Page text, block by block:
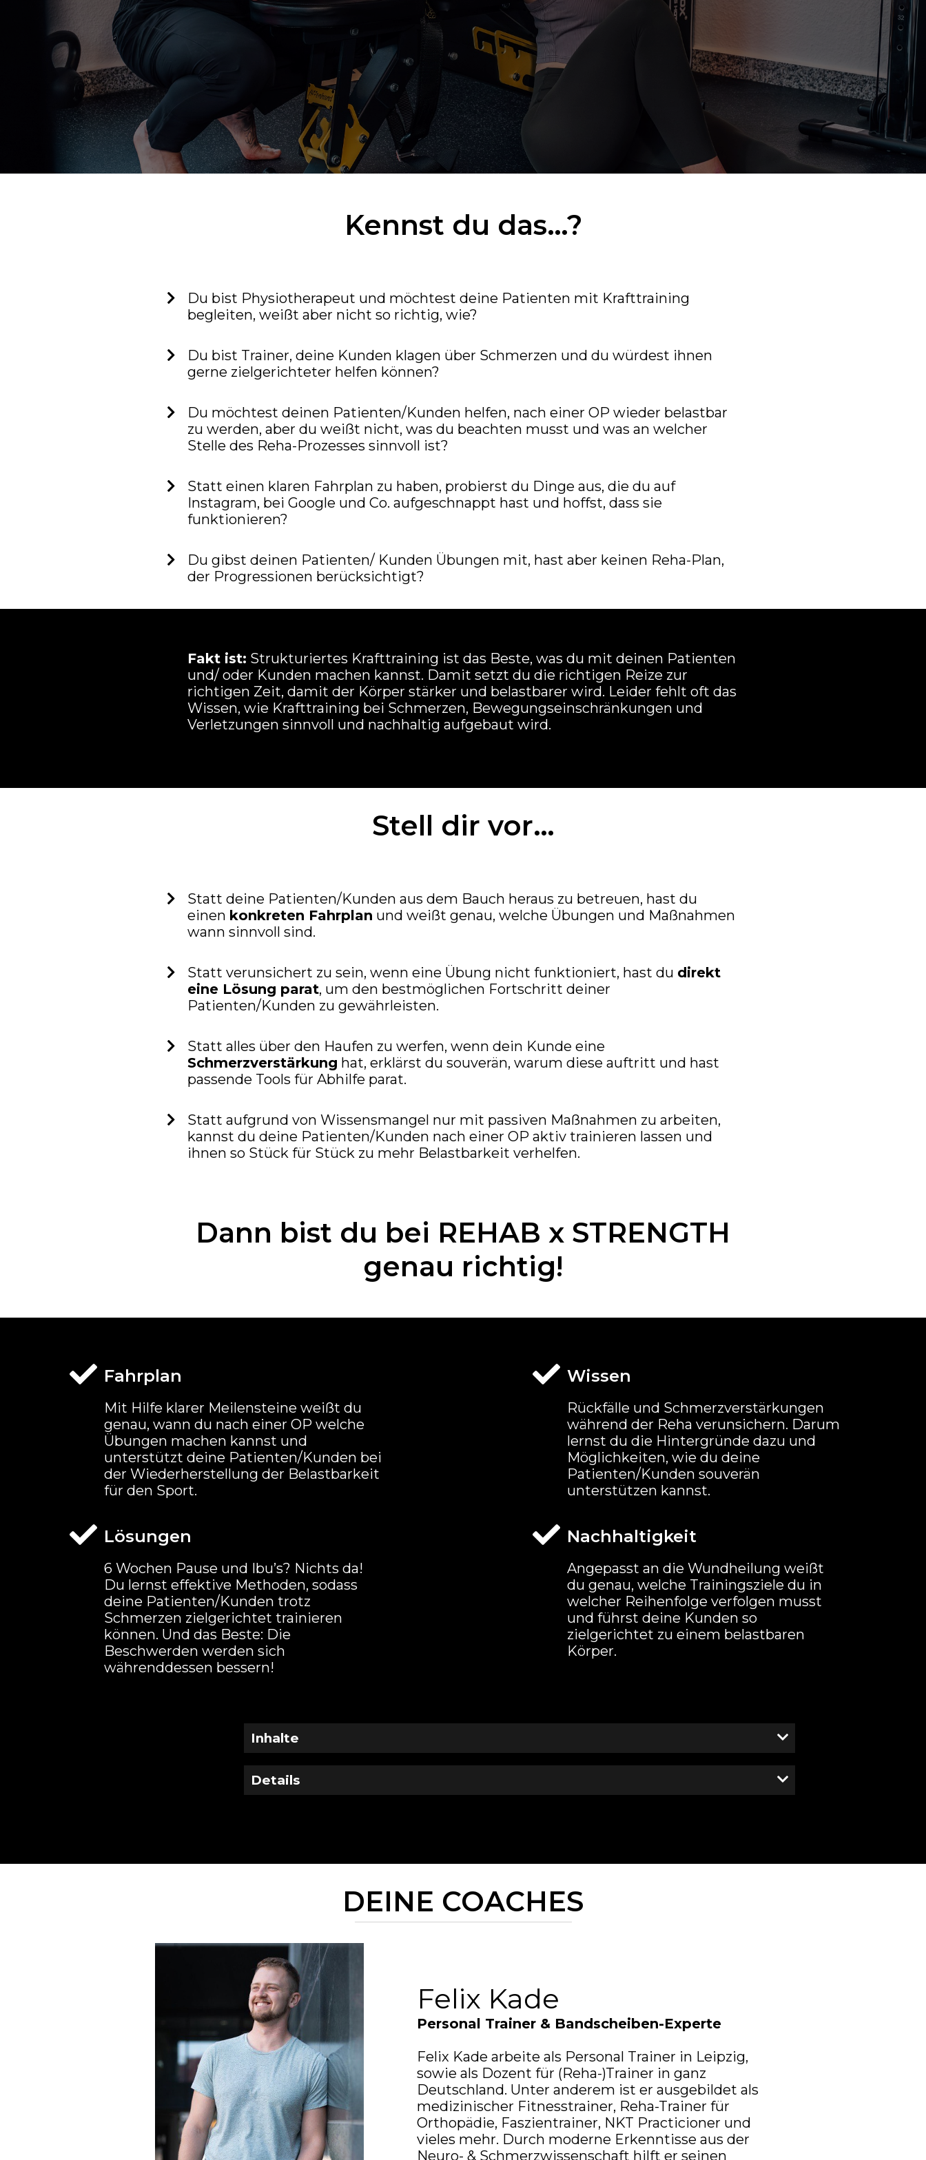
Kennst du das…?
Du bist Physiotherapeut und möchtest deine Patienten mit Krafttraining
begleiten, weißt aber nicht so richtig, wie?
Du bist Trainer, deine Kunden klagen über Schmerzen und du würdest ihnen
gerne zielgerichteter helfen können?
Du möchtest deinen Patienten/Kunden helfen, nach einer OP wieder belastbar
zu werden, aber du weißt nicht, was du beachten musst und was an welcher
Stelle des Reha-Prozesses sinnvoll ist?
Statt einen klaren Fahrplan zu haben, probierst du Dinge aus, die du auf
Instagram, bei Google und Co. aufgeschnappt hast und hoffst, dass sie
funktionieren?
Du gibst deinen Patienten/ Kunden Übungen mit, hast aber keinen Reha-Plan,
der Progressionen berücksichtigt?
Fakt ist: Strukturiertes Krafttraining ist das Beste, was du mit deinen Patienten
und/ oder Kunden machen kannst. Damit setzt du die richtigen Reize zur
richtigen Zeit, damit der Körper stärker und belastbarer wird. Leider fehlt oft das
Wissen, wie Krafttraining bei Schmerzen, Bewegungseinschränkungen und
Verletzungen sinnvoll und nachhaltig aufgebaut wird.
Stell dir vor…
Statt deine Patienten/Kunden aus dem Bauch heraus zu betreuen, hast du
einen konkreten Fahrplan und weißt genau, welche Übungen und Maßnahmen
wann sinnvoll sind.
Statt verunsichert zu sein, wenn eine Übung nicht funktioniert, hast du direkt
eine Lösung parat, um den bestmöglichen Fortschritt deiner
Patienten/Kunden zu gewährleisten.
Statt alles über den Haufen zu werfen, wenn dein Kunde eine
Schmerzverstärkung hat, erklärst du souverän, warum diese auftritt und hast
passende Tools für Abhilfe parat.
Statt aufgrund von Wissensmangel nur mit passiven Maßnahmen zu arbeiten,
kannst du deine Patienten/Kunden nach einer OP aktiv trainieren lassen und
ihnen so Stück für Stück zu mehr Belastbarkeit verhelfen.
Dann bist du bei REHAB x STRENGTH
genau richtig!
Fahrplan
Mit Hilfe klarer Meilensteine weißt du
genau, wann du nach einer OP welche
Übungen machen kannst und
unterstützt deine Patienten/Kunden bei
der Wiederherstellung der Belastbarkeit
für den Sport.
Wissen
Rückfälle und Schmerzverstärkungen
während der Reha verunsichern. Darum
lernst du die Hintergründe dazu und
Möglichkeiten, wie du deine
Patienten/Kunden souverän
unterstützen kannst.
Lösungen
6 Wochen Pause und Ibu’s? Nichts da!
Du lernst effektive Methoden, sodass
deine Patienten/Kunden trotz
Schmerzen zielgerichtet trainieren
können. Und das Beste: Die
Beschwerden werden sich
währenddessen bessern!
Nachhaltigkeit
Angepasst an die Wundheilung weißt
du genau, welche Trainingsziele du in
welcher Reihenfolge verfolgen musst
und führst deine Kunden so
zielgerichtet zu einem belastbaren
Körper.
Inhalte
Details
DEINE COACHES
Felix Kade
Personal Trainer & Bandscheiben-Experte
Felix Kade arbeite als Personal Trainer in Leipzig,
sowie als Dozent für (Reha-)Trainer in ganz
Deutschland. Unter anderem ist er ausgebildet als
medizinischer Fitnesstrainer, Reha-Trainer für
Orthopädie, Faszientrainer, NKT Practicioner und
vieles mehr. Durch moderne Erkenntisse aus der
Neuro- & Schmerzwissenschaft hilft er seinen